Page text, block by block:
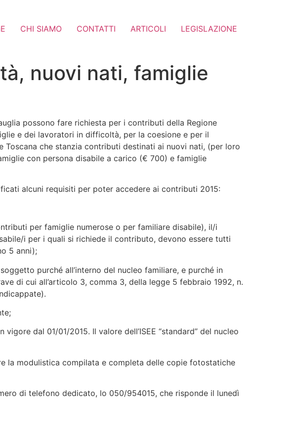
CHI SIAMO CONTATTI ARTICOLI LEGISLAZIONE
nuovi nati, famiglie
possono fare richiesta per i contributi della Regione
e dei lavoratori in difficoltà, per la coesione e per il
che stanzia contributi destinati ai nuovi nati, (per loro
con persona disabile a carico (€ 700) e famiglie
alcuni requisiti per poter accedere ai contributi 2015:
per famiglie numerose o per familiare disabile), il/i
i per i quali si richiede il contributo, devono essere tutti
5 anni);
purché all’interno del nucleo familiare, e purché in
di cui all’articolo 3, comma 3, della legge 5 febbraio 1992, n.
dal 01/01/2015. Il valore dell’ISEE “standard” del nucleo
la modulistica compilata e completa delle copie fotostatiche
di telefono dedicato, lo 050/954015, che risponde il lunedì